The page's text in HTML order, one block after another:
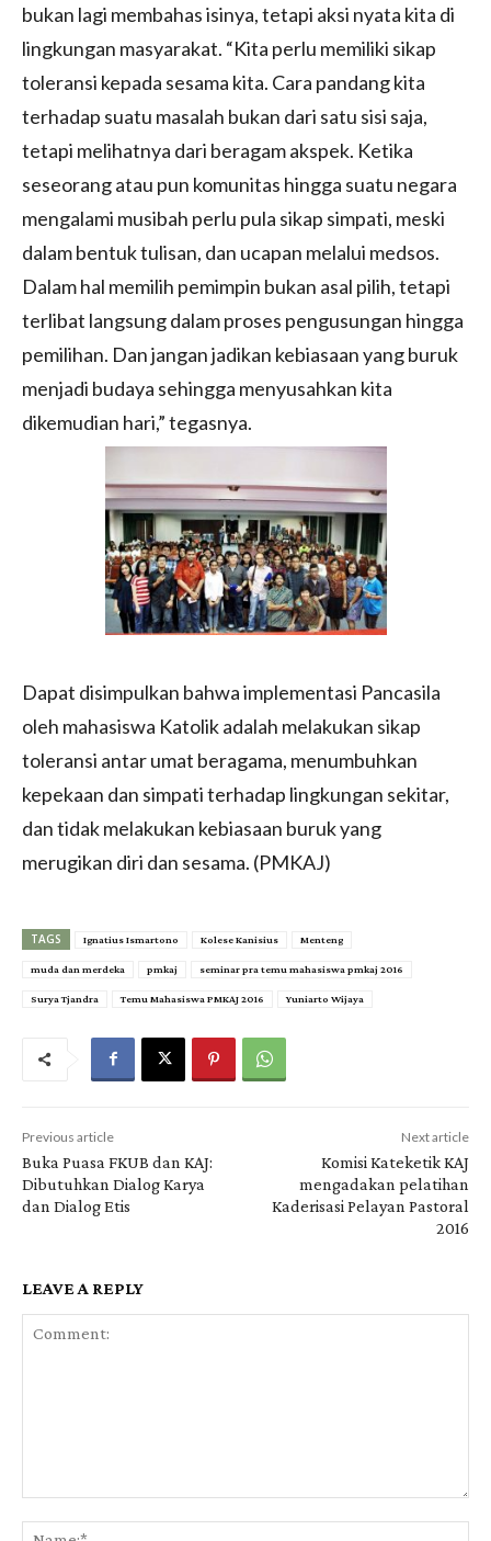
bukan lagi membahas isinya, tetapi aksi nyata kita di
lingkungan masyarakat. “Kita perlu memiliki sikap
toleransi kepada sesama kita. Cara pandang kita
terhadap suatu masalah bukan dari satu sisi saja,
tetapi melihatnya dari beragam akspek. Ketika
seseorang atau pun komunitas hingga suatu negara
mengalami musibah perlu pula sikap simpati, meski
dalam bentuk tulisan, dan ucapan melalui medsos.
Dalam hal memilih pemimpin bukan asal pilih, tetapi
terlibat langsung dalam proses pengusungan hingga
pemilihan. Dan jangan jadikan kebiasaan yang buruk
menjadi budaya sehingga menyusahkan kita
dikemudian hari,” tegasnya.
Dapat disimpulkan bahwa implementasi Pancasila
oleh mahasiswa Katolik adalah melakukan sikap
toleransi antar umat beragama, menumbuhkan
kepekaan dan simpati terhadap lingkungan sekitar,
dan tidak melakukan kebiasaan buruk yang
merugikan diri dan sesama. (PMKAJ)
TAGS Ignatius Ismartono Kolese Kanisius Menteng
muda dan merdeka pmkaj seminar pra temu mahasiswa pmkaj 2016
Surya Tjandra Temu Mahasiswa PMKAJ 2016 Yuniarto Wijaya
Previous article
Buka Puasa FKUB dan KAJ:
Dibutuhkan Dialog Karya
dan Dialog Etis
Next article
Komisi Kateketik KAJ
mengadakan pelatihan
Kaderisasi Pelayan Pastoral
2016
LEAVE A REPLY